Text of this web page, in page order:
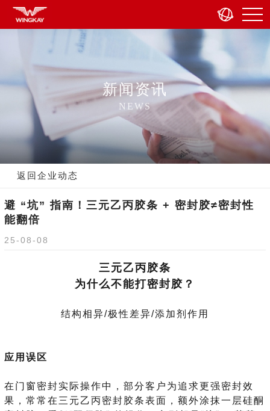
新闻资讯
NEWS
返回企业动态
避 “坑” 指南！三元乙丙胶条 + 密封胶≠密封性
能翻倍
25-08-08
三元乙丙胶条
为什么不能打密封胶？
结构相异/极性差异/添加剂作用
应用误区
在门窗密封实际操作中，部分客户为追求更强密封效
果，常常在三元乙丙密封胶条表面，额外涂抹一层硅酮